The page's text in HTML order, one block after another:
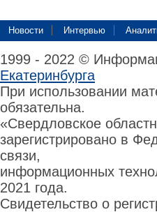
Новости Интервью
1999 - 2022 ©
Екатеринбурга
При использовании
обязательна.
«Свердловское
зарегистрировано в
связи,
информационных
2021 года.
Свидетельство о